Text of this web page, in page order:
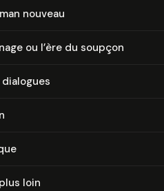
nouveau
ou l’ère du soupçon
loin